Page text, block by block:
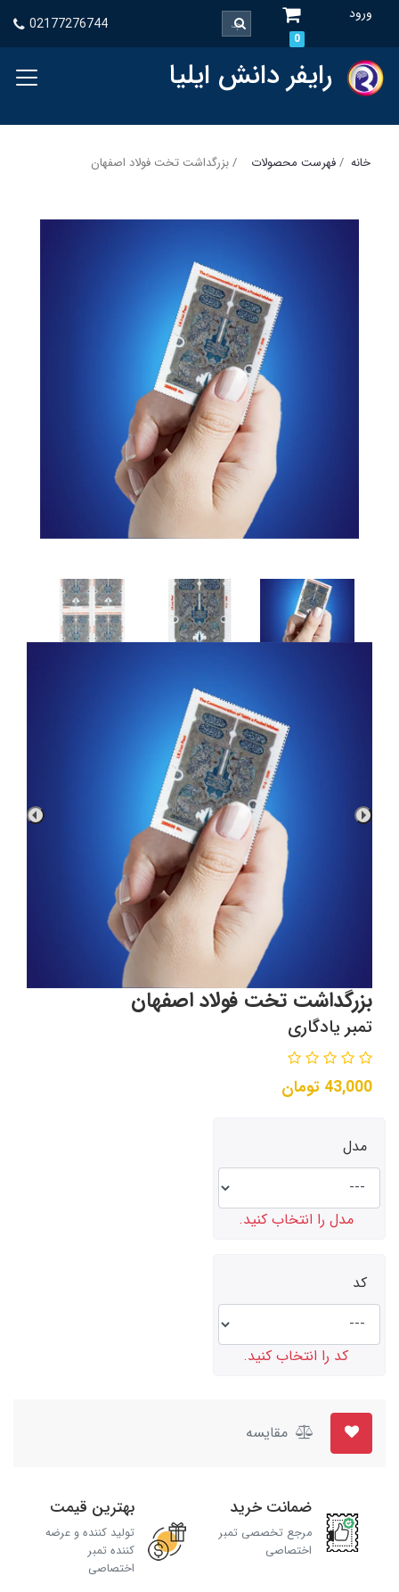
ورود
0
02177276744
رایفر دانش ایلیا
خانه فهرست محصولات بزرگداشت تخت فولاد اصفهان
بزرگداشت تخت فولاد اصفهان
تمبر یادگاری
43,000 تومان
مدل
مدل را انتخاب کنید.
کد
کد را انتخاب کنید.
مقایسه
ضمانت خرید
مرجع تخصصی تمبر
اختصاصی
بهترین قیمت
تولید کننده و عرضه
کننده تمبر
اختصاصی